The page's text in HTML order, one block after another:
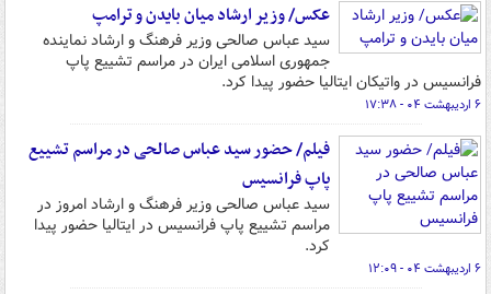
عکس/ وزیر ارشاد میان بایدن و ترامپ
سید عباس صالحی وزیر فرهنگ و ارشاد نماینده
جمهوری اسلامی ایران در مراسم تشییع پاپ
فرانسیس در واتیکان ایتالیا حضور پیدا کرد.
۶ اردیبهشت ۰۴ - ۱۷:۳۸
فیلم/ حضور سید عباس صالحی در مراسم تشییع
پاپ فرانسیس
سید عباس صالحی وزیر فرهنگ و ارشاد امروز در
مراسم تشییع پاپ فرانسیس در ایتالیا حضور پیدا
کرد.
۶ اردیبهشت ۰۴ - ۱۲:۰۹